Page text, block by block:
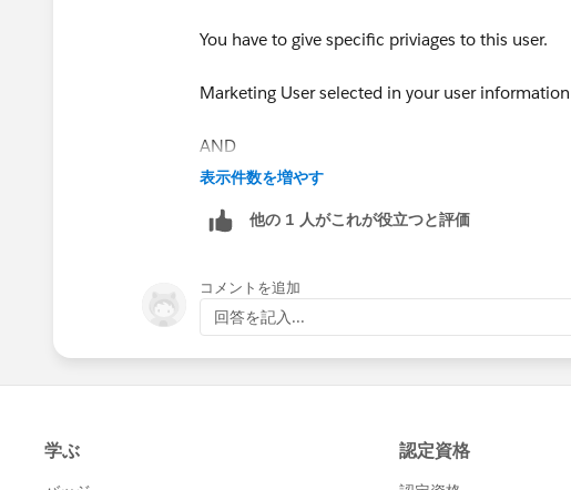
“Read” on contacts
“Edit” on accounts and campaigns
Please note that
Importing Campaign Members
You have to give specific priviages to this user.
Marketing User selected in your user information
AND
“Read” on contacts
AND
表示件数を増やす
他の 1 人がこれが役立つと評価
コメントを追加
回答を記入...